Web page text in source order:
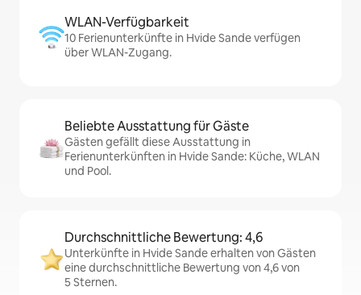
WLAN-Verfügbarkeit
10 Ferienunterkünfte in Hvide Sande verfügen
über WLAN-Zugang.
Beliebte Ausstattung für Gäste
Gästen gefällt diese Ausstattung in
Ferienunterkünften in Hvide Sande: Küche, WLAN
und Pool.
Durchschnittliche Bewertung: 4,6
Unterkünfte in Hvide Sande erhalten von Gästen
eine durchschnittliche Bewertung von 4,6 von
5 Sternen.